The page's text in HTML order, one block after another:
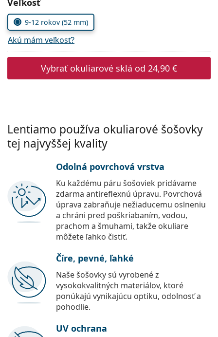
Persol
Prada
Všetky značky
Zvoľte parametre
9-12 rokov (52 mm)
Akú mám veľkosť?
Vybrať okuliarové sklá od 24,90 €
Lentiamo používa okuliarové šošovky
tej najvyššej kvality
Odolná povrchová vrstva
Ku každému páru šošoviek pridávame
zdarma antireflexnú úpravu. Povrchová
úprava zabraňuje nežiaducemu oslneniu
a chráni pred poškriabaním, vodou,
prachom a šmuhami, takže okuliare
môžete ľahko čistiť.
Číre, pevné, ľahké
Naše šošovky sú vyrobené z
vysokokvalitných materiálov, ktoré
ponúkajú vynikajúcu optiku, odolnosť a
pohodlie.
UV ochrana